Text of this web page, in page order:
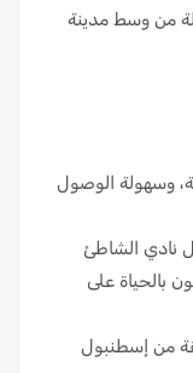
من وسط مدينة
وسهولة الوصول
نادي الشاطئ
بالحياة على